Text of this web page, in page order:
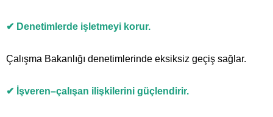
✔ Denetimlerde işletmeyi korur.
Çalışma Bakanlığı denetimlerinde eksiksiz geçiş sağlar.
✔ İşveren–çalışan ilişkilerini güçlendirir.